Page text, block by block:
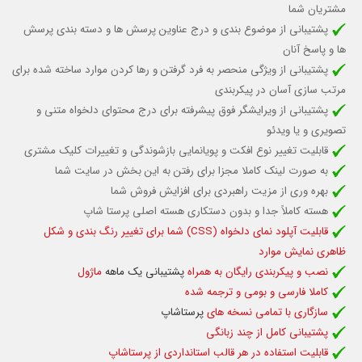
مشتریان شما
پشتیبانی از موضوع بندی و درج عناوین پرسش ها و دسته بندی پرسش
ها و پاسخ آنان
پشتیبانی از ویژگی منحصر به فرد گرفتن و رها کردن موارد ساخته شده برای
مرتب سازی آسان در پیکربندی
پشتیبانی از ویرایشگر فوق پیشرفته برای درج محتوای دلخواه متنی و
تصویری و یا ویدئو
قابلیت تغییر نوع افکت و پویانمایی بازشوندگی و تغییرات کلیک مشتری
به صورت لینک کاملا مجزا برای رفتن به این بخش در سایت شما
بهره وری از مزیت راهبردی برای افزایش فروش شما
هسته کاملاً جدا و بدون دستکاری هسته اصلی پرستا شاپ
قابلیت آپلود نمای دلخواه (CSS) شما برای تغییر رنگ بندی و شکل
ظاهری نمایش موارد
نصب و پیکربندی رایگان به همراهپشتیبانی یک ماههماژول
کاملا فارسی و بومی و ترجمه شده
سازگاری با تمامی نسخه هایپرستاشاپ
پشتیبانی کامل از چند زبانگی
قابلیت استفاده در هر قالب استانداردی از پرستاشاپ